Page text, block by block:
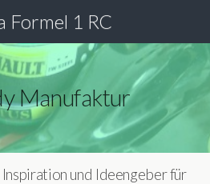
Formel 1 RC
Manufaktur
und Ideengeber für